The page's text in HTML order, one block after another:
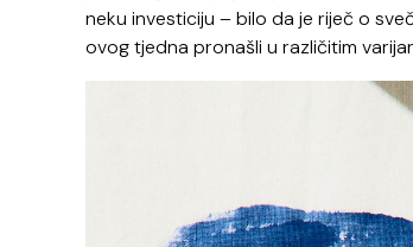
neku investiciju – bilo da je riječ o
ovog tjedna pronašli u različitim